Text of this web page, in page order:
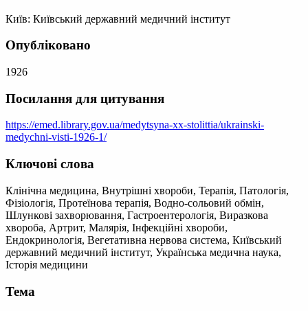
Київ: Київський державний медичний інститут
Опубліковано
1926
Посилання для цитування
https://emed.library.gov.ua/medytsyna-xx-stolittia/ukrainski-
medychni-visti-1926-1/
Ключові слова
Клінічна медицина, Внутрішні хвороби, Терапія, Патологія,
Фізіологія, Протеїнова терапія, Водно-сольовий обмін,
Шлункові захворювання, Гастроентерологія, Виразкова
хвороба, Артрит, Малярія, Інфекційні хвороби,
Ендокринологія, Вегетативна нервова система, Київський
державний медичний інститут, Українська медична наука,
Історія медицини
Тема